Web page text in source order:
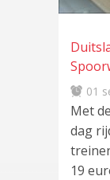
01
Met
dag
19